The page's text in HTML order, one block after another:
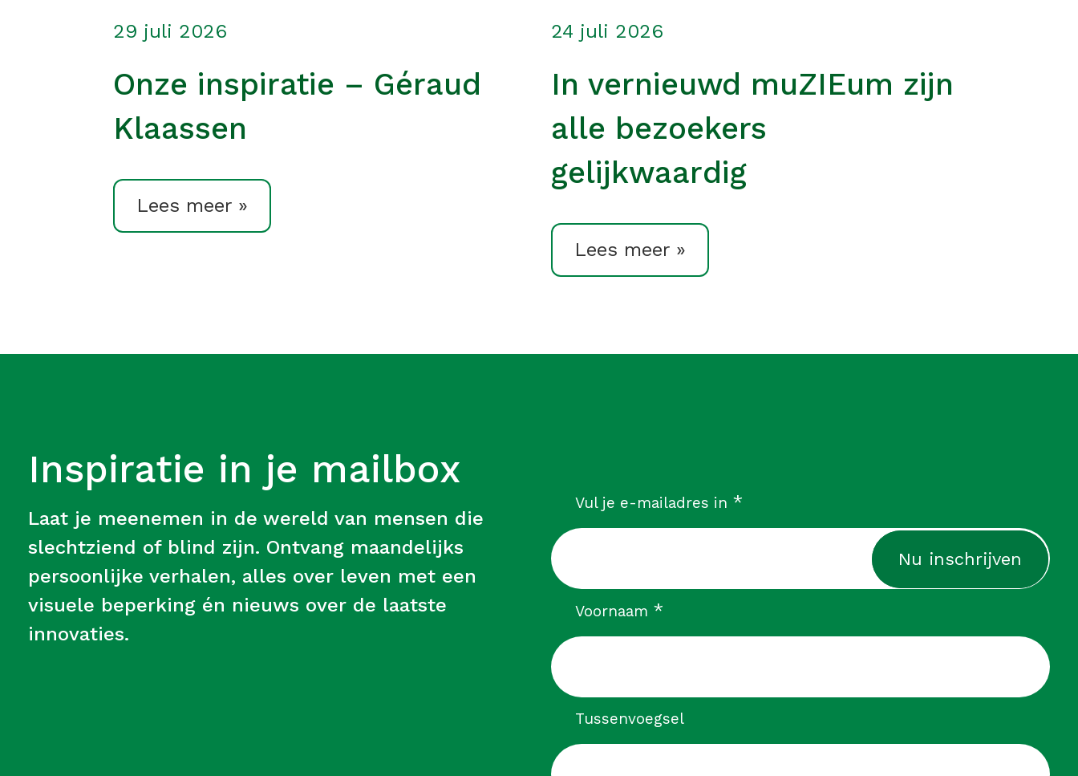
Onze inspiratie – Géraud
Klaassen
29 juli 2026
Lees meer »
In vernieuwd muZIEum zijn
alle bezoekers
gelijkwaardig
24 juli 2026
Lees meer »
Inspiratie in je mailbox
Laat je meenemen in de wereld van mensen die
slechtziend of blind zijn. Ontvang maandelijks
persoonlijke verhalen, alles over leven met een
visuele beperking én nieuws over de laatste
innovaties.
Vul je e-mailadres in *verplicht
Voornaam *verplicht
Tussenvoegsel